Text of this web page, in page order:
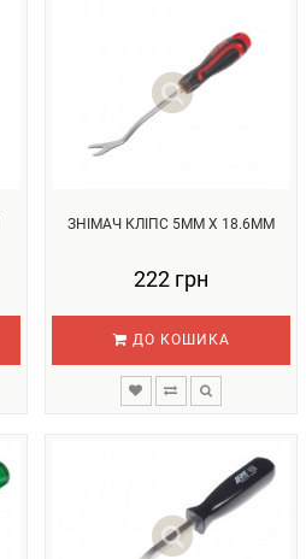
ЗНІМАЧ КЛІПС 5ММ Х 18.6ММ
222 грн
ДО КОШИКА